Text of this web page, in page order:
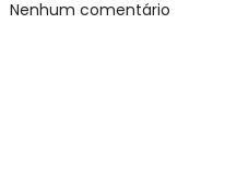
Nenhum comentário